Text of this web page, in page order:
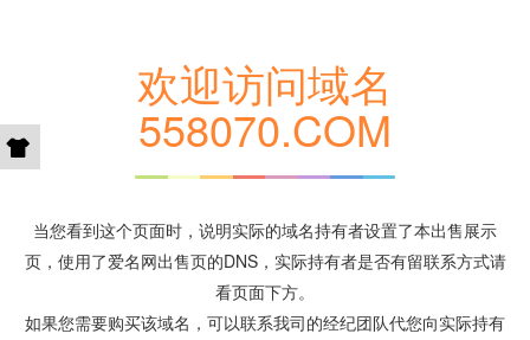
欢迎访问域名
558070.COM
当您看到这个页面时，说明实际的域名持有者设置了本出售展示
页，使用了爱名网出售页的DNS，实际持有者是否有留联系方式请
看页面下方。
如果您需要购买该域名，可以联系我司的经纪团队代您向实际持有